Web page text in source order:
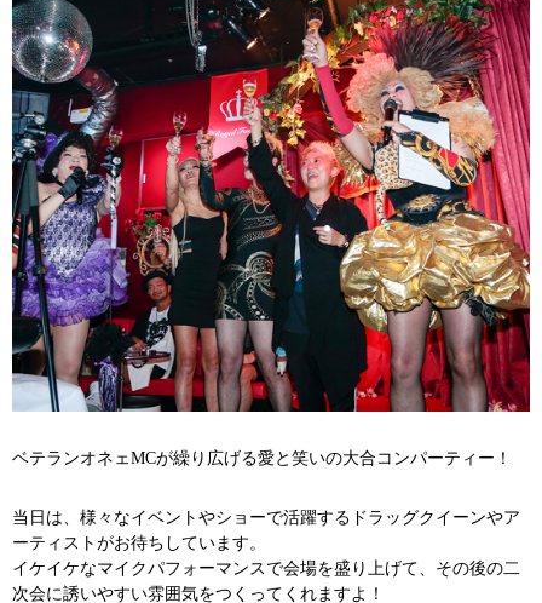
ベテランオネェMCが繰り広げる愛と笑いの大合コンパーティー！
当日は、様々なイベントやショーで活躍するドラッグクイーンやア
ーティストがお待ちしています。
イケイケなマイクパフォーマンスで会場を盛り上げて、その後の二
次会に誘いやすい雰囲気をつくってくれますよ！